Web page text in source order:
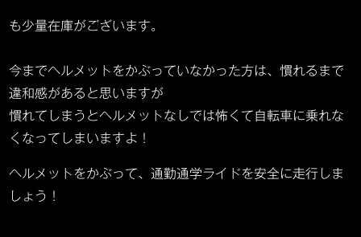
も少量在庫がございます。
今までヘルメットをかぶっていなかった方は、慣れるまで
違和感があると思いますが
慣れてしまうとヘルメットなしでは怖くて自転車に乗れな
くなってしまいますよ！
ヘルメットをかぶって、通勤通学ライドを安全に走行しま
しょう！